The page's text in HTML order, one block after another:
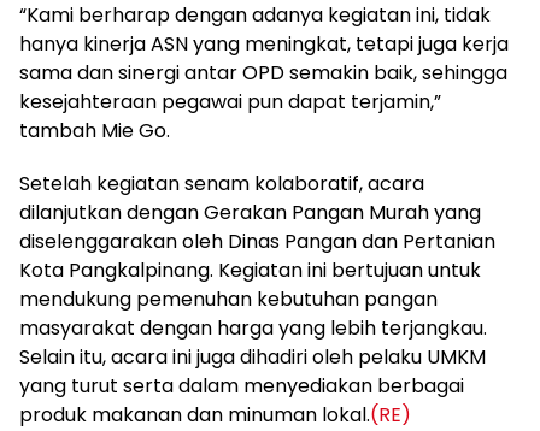
“Kami berharap dengan adanya kegiatan ini, tidak
hanya kinerja ASN yang meningkat, tetapi juga kerja
sama dan sinergi antar OPD semakin baik, sehingga
kesejahteraan pegawai pun dapat terjamin,”
tambah Mie Go.
Setelah kegiatan senam kolaboratif, acara
dilanjutkan dengan Gerakan Pangan Murah yang
diselenggarakan oleh Dinas Pangan dan Pertanian
Kota Pangkalpinang. Kegiatan ini bertujuan untuk
mendukung pemenuhan kebutuhan pangan
masyarakat dengan harga yang lebih terjangkau.
Selain itu, acara ini juga dihadiri oleh pelaku UMKM
yang turut serta dalam menyediakan berbagai
produk makanan dan minuman lokal.(RE)